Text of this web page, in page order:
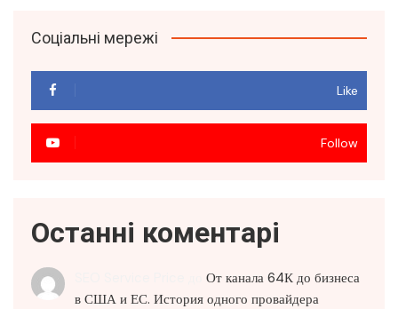
Соціальні мережі
Like
Follow
Останні коментарі
От канала 64К до бизнеса
в США и ЕС. История одного провайдера